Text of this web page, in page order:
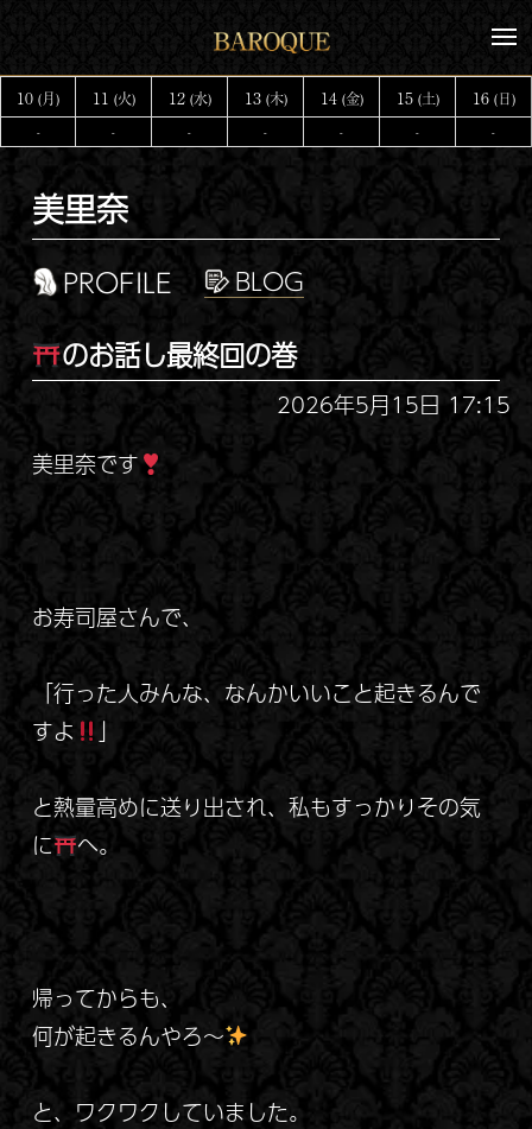
テ
ン
ツ
メ
ュ
ー
10 (月) 11 (火) 12 (水) 13 (木) 14 (金) 15 (土) 16 (日)
- - - - - - -
美里奈
PROFILE
のお話し最終回の巻
2026年5月15日 17:15
美里奈です
お寿司屋さんで、
「行った人みんな、なんかいいこと起きるんで
すよ
」
と熱量高めに送り出され、私もすっかりその気
に
へ。
帰ってからも、
何が起きるんやろ～
と、ワクワクしていました。